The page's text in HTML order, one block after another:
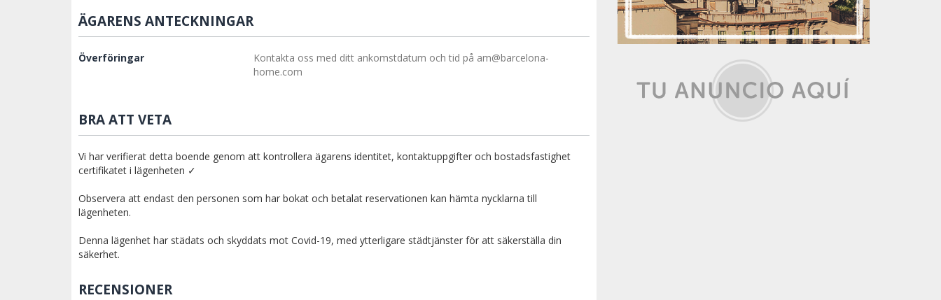
ÄGARENS ANTECKNINGAR
Överföringar
Kontakta oss med ditt ankomstdatum och tid på am@barcelona-
home.com
BRA ATT VETA
Vi har verifierat detta boende genom att kontrollera ägarens identitet, kontaktuppgifter och bostadsfastighet
certifikatet i lägenheten ✓
Observera att endast den personen som har bokat och betalat reservationen kan hämta nycklarna till
lägenheten.
Denna lägenhet har städats och skyddats mot Covid-19, med ytterligare städtjänster för att säkerställa din
säkerhet.
RECENSIONER